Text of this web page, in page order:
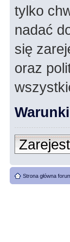
tylko
nadać
się
oraz
Strona główna